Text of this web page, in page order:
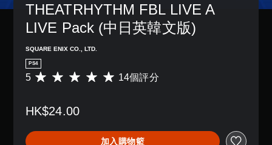
THEATRHYTHM FBL LIVE A
LIVE Pack (中日英韓文版)
SQUARE ENIX CO., LTD.
PS4
平
分
5
5 14個評分
HK$24.00
加入購物籃